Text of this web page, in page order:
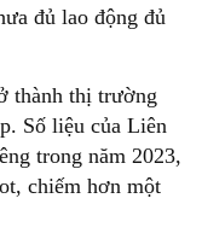
đủ lao động đủ
thành thị trường
Số liệu của Liên
trong năm 2023,
chiếm hơn một